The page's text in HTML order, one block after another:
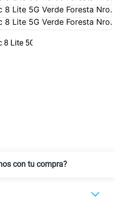
con tu compra?